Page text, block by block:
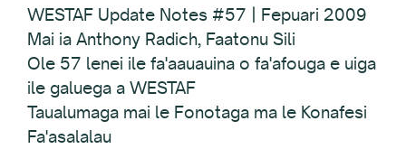
WESTAF Update Notes #57 | Fepuari 2009
Mai ia Anthony Radich, Faatonu Sili
Ole 57 lenei ile fa'aauauina o fa'afouga e uiga
ile galuega a WESTAF
Taualumaga mai le Fonotaga ma le Konafesi
Fa'asalalau